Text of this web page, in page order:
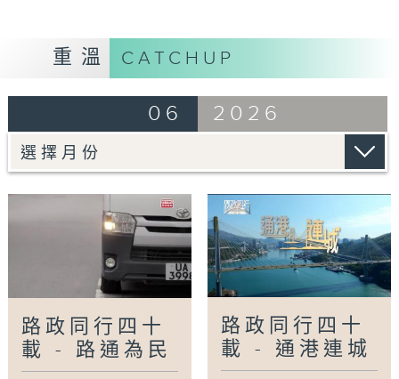
重溫 CATCHUP
06 2026
路政同行四十
載 - 路通為民
路政同行四十
載 - 通港連城